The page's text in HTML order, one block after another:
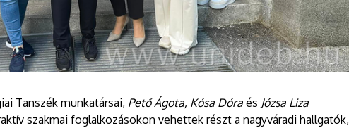
Tanszék munkatársai, Pető Ágota, Kósa Dóra és Józsa Liza
szakmai foglalkozásokon vehettek részt a nagyváradi hallgatók,